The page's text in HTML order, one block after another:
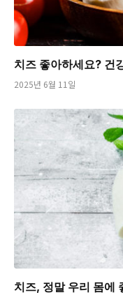
치즈 좋아하세요? 건
2025년 6월 11일
치즈, 정말 우리 몸에